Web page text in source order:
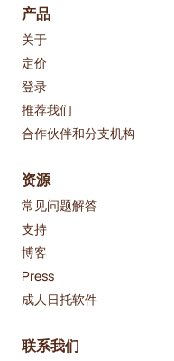
产品
关于
定价
登录
推荐我们
合作伙伴和分支机构
资源
常见问题解答
支持
博客
Press
成人日托软件
联系我们